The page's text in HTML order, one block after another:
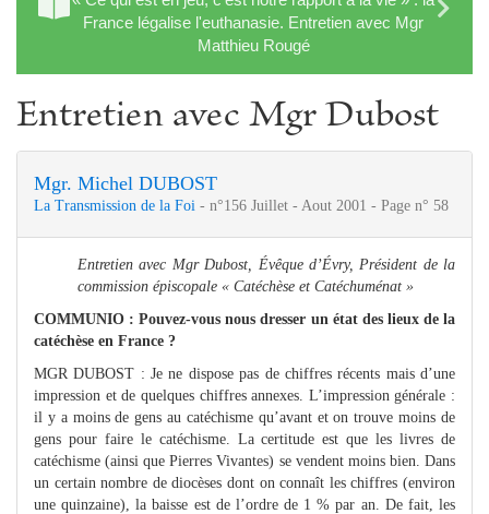
France légalise l'euthanasie. Entretien avec Mgr
Matthieu Rougé
Entretien avec Mgr Dubost
Mgr. Michel DUBOST
La Transmission de la Foi - n°156 Juillet - Aout 2001 - Page n° 58
Entretien avec Mgr Dubost, Évêque d’Évry, Président de la
commission épiscopale « Catéchèse et Catéchuménat »
COMMUNIO : Pouvez-vous nous dresser un état des lieux de la
catéchèse en France ?
MGR DUBOST : Je ne dispose pas de chiffres récents mais d’une
impression et de quelques chiffres annexes. L’impression générale :
il y a moins de gens au catéchisme qu’avant et on trouve moins de
gens pour faire le catéchisme. La certitude est que les livres de
catéchisme (ainsi que Pierres Vivantes) se vendent moins bien. Dans
un certain nombre de diocèses dont on connaît les chiffres (environ
une quinzaine), la baisse est de l’ordre de 1 % par an. De fait, les